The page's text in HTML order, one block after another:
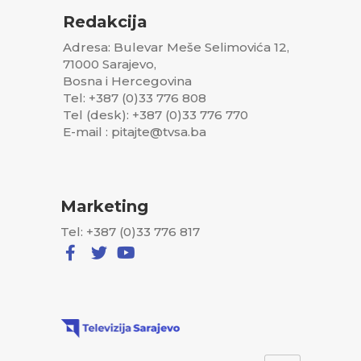
Redakcija
Adresa: Bulevar Meše Selimovića 12,
71000 Sarajevo,
Bosna i Hercegovina
Tel: +387 (0)33 776 808
Tel (desk): +387 (0)33 776 770
E-mail : pitajte@tvsa.ba
Marketing
Tel: +387 (0)33 776 817